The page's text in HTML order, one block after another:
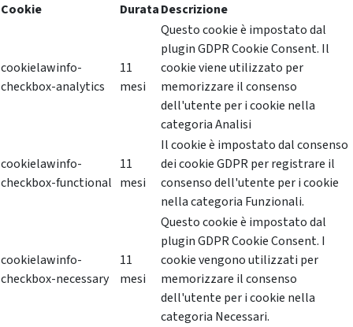
Cookie
DurataDescrizione
cookielawinfo-
checkbox-analytics
11
mesi
Questo cookie è impostato dal
plugin GDPR Cookie Consent. Il
cookie viene utilizzato per
memorizzare il consenso
dell'utente per i cookie nella
categoria Analisi
cookielawinfo-
checkbox-functional
11
mesi
Il cookie è impostato dal consenso
dei cookie GDPR per registrare il
consenso dell'utente per i cookie
nella categoria Funzionali.
cookielawinfo-
checkbox-necessary
11
mesi
Questo cookie è impostato dal
plugin GDPR Cookie Consent. I
cookie vengono utilizzati per
memorizzare il consenso
dell'utente per i cookie nella
categoria Necessari.